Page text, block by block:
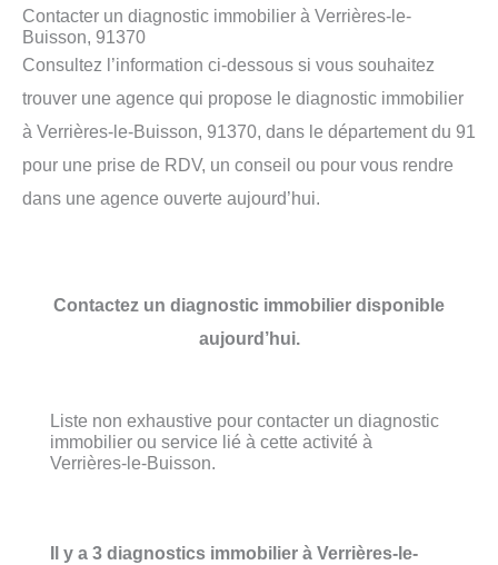
Contacter un diagnostic immobilier à Verrières-le-
Buisson, 91370
Consultez l’information ci-dessous si vous souhaitez
trouver une agence qui propose le diagnostic immobilier
à Verrières-le-Buisson, 91370, dans le département du 91
pour une prise de RDV, un conseil ou pour vous rendre
dans une agence ouverte aujourd’hui.
Contactez un diagnostic immobilier disponible
aujourd’hui.
Liste non exhaustive pour contacter un diagnostic
immobilier ou service lié à cette activité à
Verrières-le-Buisson.
Il y a 3 diagnostics immobilier à Verrières-le-